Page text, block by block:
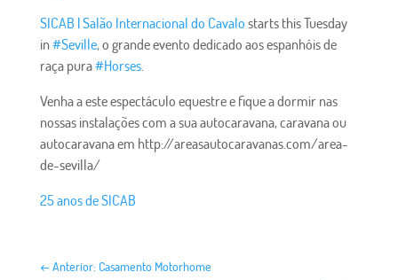
SICAB | Salão Internacional do Cavalo starts this Tuesday
in#Seville, o grande evento dedicado aos espanhóis de
raça pura#Horses.
Venha a este espectáculo equestre e fique a dormir nas
nossas instalações com a sua autocaravana, caravana ou
autocaravana em http://areasautocaravanas.com/area-
de-sevilla/
25 anos de SICAB
← Anterior: Casamento Motorhome